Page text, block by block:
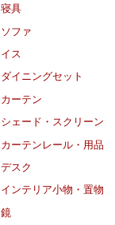
寝具
ソファ
イス
ダイニングセット
カーテン
シェード・スクリーン
カーテンレール・用品
デスク
インテリア小物・置物
鏡